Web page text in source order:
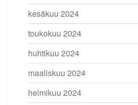
kesäkuu 2024
toukokuu 2024
huhtikuu 2024
maaliskuu 2024
helmikuu 2024